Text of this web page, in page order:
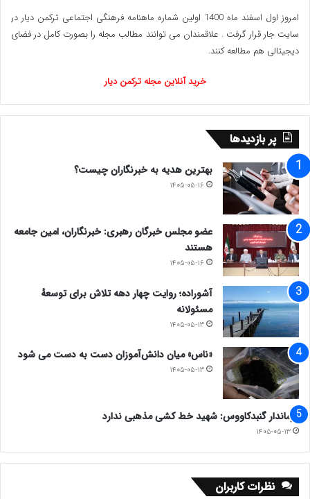
خودشان هم نگران اند و نماینده ای با دو درصد آرا را در تراز
میلیون واجد شرایط رأی دادن نمی دانند تدبیری باید اندیشید.
تدبیری که با آن بتوان به انسداد سیاسی پایان داد و به سلیقه
های مختلف، مجال و میدان./ عصر ایران
www.ulkamiz.ir
امروز اول اسفند ماه 1400 اولین شماره ماهنامه فرهنگی اجتماعی ترکمن دیار در
سایت جار قرار گرفت . علاقمندان می توانند مطالب مجله را بصورت کامل در فضای
دیجیتالی هم مطالعه کنند.
خرید آنلاین مجله ترکمن دیار
پر بازدیدها
بهترین هدیه به خبرنگاران چیست؟
۱۴۰۵-۰۵-۱۶
عضو مجلس خبرگان رهبری: خبرنگاران، امین جامعه
هستند
۱۴۰۵-۰۵-۱۶
آشوراده؛ روایت چهار دهه تلاش برای توسعهٔ
مسئولانه
۱۴۰۵-۰۵-۱۳
«ناس» میان دانش‌آموزان دست به دست می شود
۱۴۰۵-۰۵-۱۳
فرماندار گنبدکاووس: شهید خط کشی مذهبی ندارد
۱۴۰۵-۰۵-۱۳
نظرات کاربران